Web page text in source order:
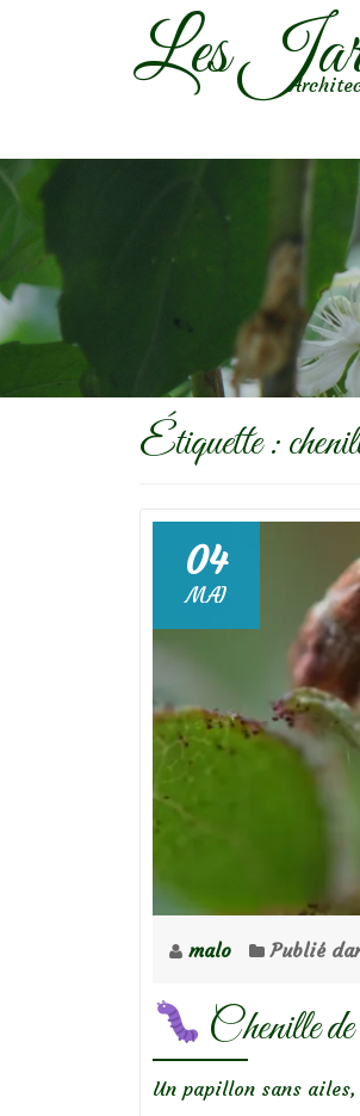
Les
Étiquette :
04
MAI
malo Publié
Chenille
Un papillon sans